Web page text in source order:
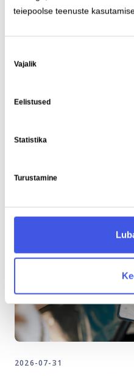
teiepoolse teenuste
valik
Vajalik
Eelistused
Statistika
Turustamine
2026-01-20
IGNITIS ONI UUDISED
2026-07-31